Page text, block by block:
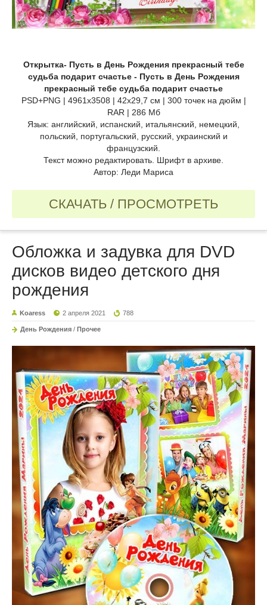
Открытка- Пусть в День Рождения прекрасный тебе
судьба подарит счастье - Пусть в День Рождения
прекрасный тебе судьба подарит счастье
PSD+PNG | 4961х3508 | 42х29,7 см | 300 точек на дюйм |
RAR | 286 Мб
Язык: английский, испанский, итальянский, немецкий,
польский, португальский, русский, украинский и
французский.
Текст можно редактировать. Шрифт в архиве.
Автор: Леди Мариса
СКАЧАТЬ / ПРОСМОТРЕТЬ
Обложка и задувка для DVD
дисков видео детского дня
рождения
Koaress 2 апреля 2021 788
День Рождения / Прочее